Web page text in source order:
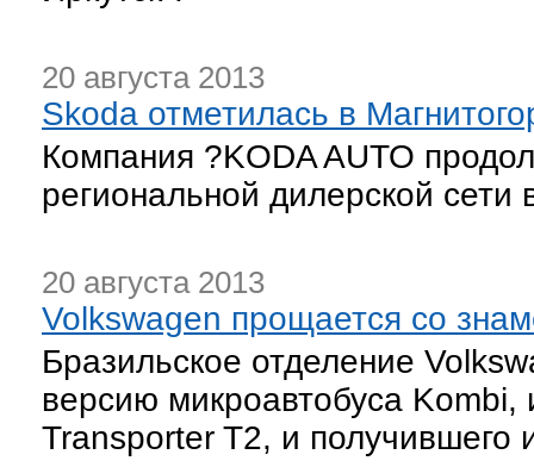
20 августа 2013
Skoda отметилась в
Компания ?KODA AUTO
региональной дилерской сети
20 августа 2013
Volkswagen прощается со
Бразильское отделение
версию микроавтобуса
Transporter T2, и получившего